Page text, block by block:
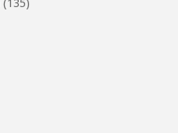
(135)